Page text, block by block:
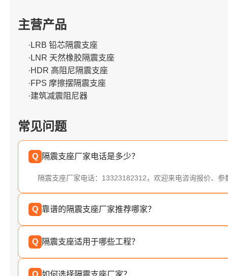
主营产品
·LRB 铅芯隔震支座
·LNR 天然橡胶隔震支座
·HDR 高阻尼隔震支座
·FPS 摩擦摆隔震支座
·建筑减震阻尼器
常见问题
Q 隔震支座厂家电话是多少？
隔震支座厂家电话：13323182312，欢迎来电咨询报价、参
Q 靠谱的隔震支座厂家推荐哪家？
Q 隔震支座适用于哪些工程？